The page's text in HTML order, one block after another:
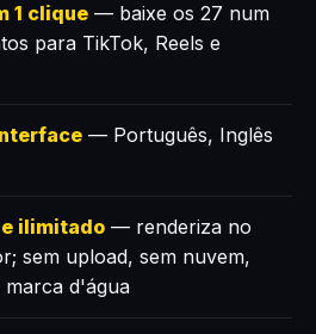
1 clique — baixe os 27 num
para TikTok, Reels e
— Português, Inglês
ilimitado — renderiza no
sem upload, sem nuvem,
marca d'água